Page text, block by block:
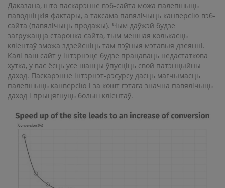
Даказана, што паскарэнне вэб-сайта можа палепшыць
паводніцкія фактары, а таксама павялічыць канверсію вэб-
сайта (павялічыць продажы). Чым даўжэй будзе
загружацца старонка сайта, тым меншая колькасць
кліентаў зможа здзейсніць там пэўныя мэтавыя дзеянні.
Калі ваш сайт у інтэрнэце будзе працаваць недастаткова
хутка, у вас ёсць усе шанцы ўпусціць свой патэнцыйны
даход. Паскарэнне інтэрнэт-рэсурсу дасць магчымасць
палепшыць канверсію і за кошт гэтага значна павялічыць
даход і прыцягнуць больш кліентаў.